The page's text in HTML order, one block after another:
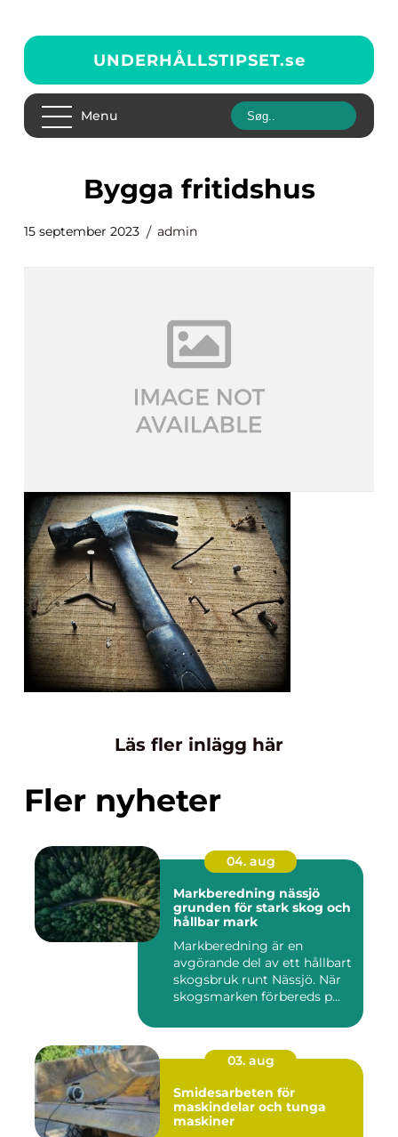
UNDERHÅLLSTIPSET.se
Menu
bygga fritidshus
15 september 2023 admin
Läs fler inlägg här
Fler nyheter
04. aug
Markberedning nässjö
grunden för stark skog och
hållbar mark
Markberedning är en
avgörande del av ett hållbart
skogsbruk runt Nässjö. När
skogsmarken förbereds p...
03. aug
Smidesarbeten för
maskindelar och tunga
maskiner